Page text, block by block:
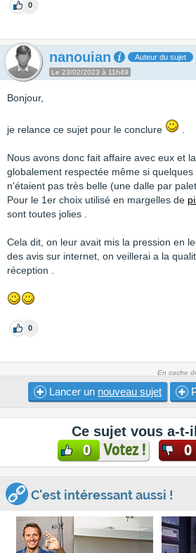
0
nanouian Auteur du sujet
Le 23/02/2023 à 11h49
Bonjour,
je relance ce sujet pour le conclure
Nous avons donc fait affaire avec eux et
globalement respectée même si
n'étaient pas très belle (une dalle par
Pour le 1er choix utilisé en margelles de
sont toutes jolies .
Cela dit, on leur avait mis la pression en
des avis sur internet, on veillerai a la
réception .
0
En cache
Lancer un nouveau sujet
Ce sujet vous a-t-
0 Votez ! 0
C'est intéressant aussi !